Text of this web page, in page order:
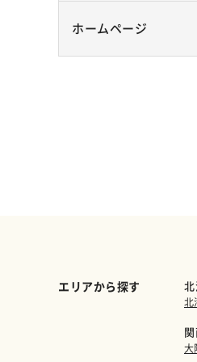
ホームページ
エリアから探す
北
大